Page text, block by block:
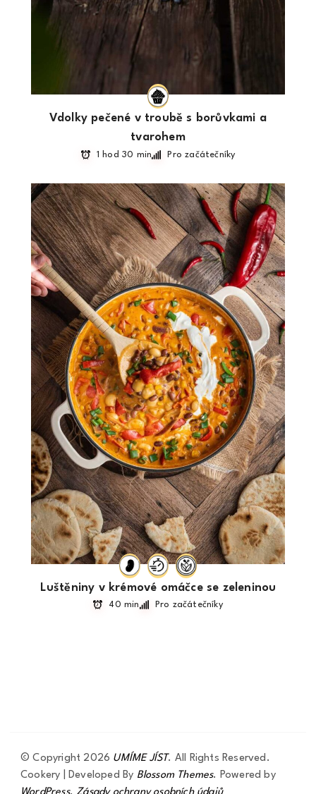
Vdolky pečené v troubě s borůvkami a
tvarohem
1 hod 30 min Pro začátečníky
Luštěniny v krémové omáčce se zeleninou
40 min Pro začátečníky
© Copyright 2026 UMÍME JÍST. All Rights Reserved.
Cookery | Developed By Blossom Themes. Powered by